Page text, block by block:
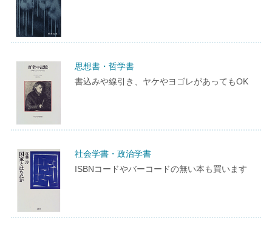
思想書・哲学書
書込みや線引き、ヤケやヨゴレがあってもOK
社会学書・政治学書
ISBNコードやバーコードの無い本も買います